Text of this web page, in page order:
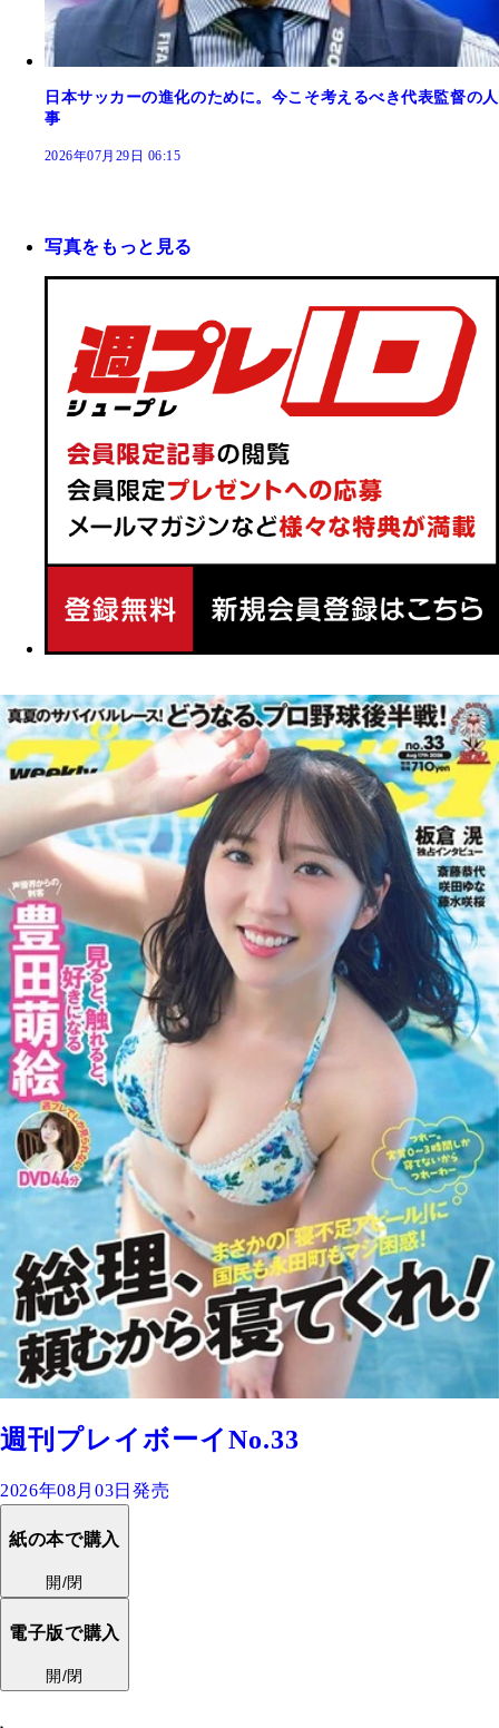
日本サッカーの進化のために。今こそ考えるべき代表監督の人
事
2026年07月29日 06:15
写真をもっと見る
週刊プレイボーイNo.33
2026年08月03日発売
紙の本で購入
開/閉
電子版で購入
開/閉